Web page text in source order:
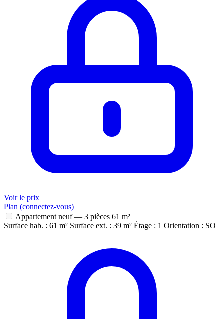
Voir le prix
Plan (connectez-vous)
Appartement neuf — 3 pièces 61 m²
Surface hab. : 61 m² Surface ext. : 39 m² Étage : 1 Orientation : SO